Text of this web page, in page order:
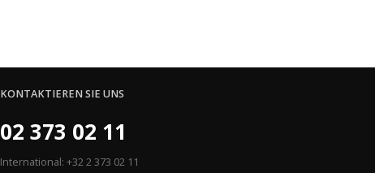
KONTAKTIEREN SIE UNS
02 373 02 11
International: +32 2 373 02 11